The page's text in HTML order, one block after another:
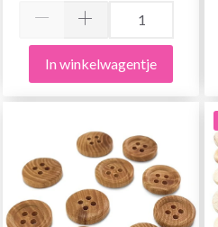
In winkelwagentje